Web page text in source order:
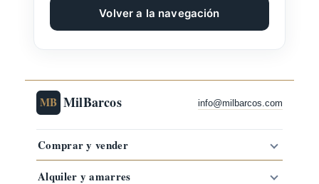
Volver a la navegación
MB MilBarcos info@milbarcos.com
Comprar y vender
Alquiler y amarres